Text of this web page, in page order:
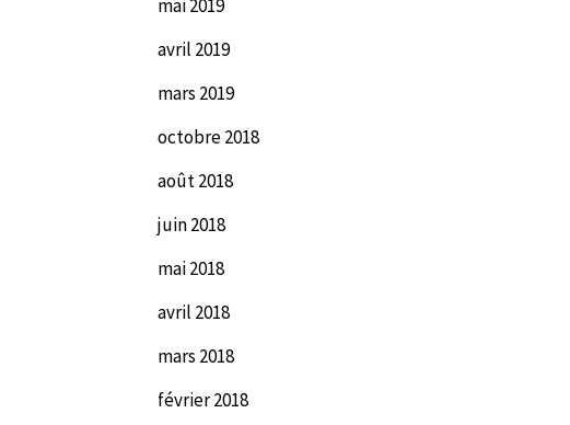
mai 2019
avril 2019
mars 2019
octobre 2018
août 2018
juin 2018
mai 2018
avril 2018
mars 2018
février 2018